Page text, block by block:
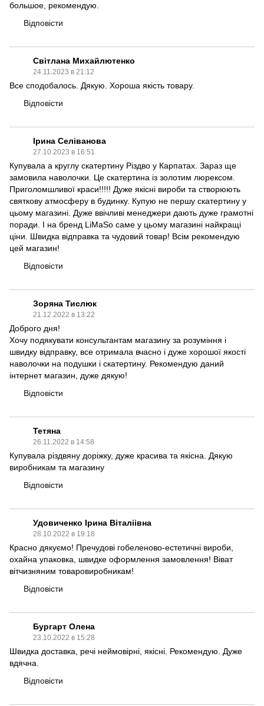
большое, рекомендую.
Відповісти
Світлана Михайлютенко
24.11.2023 в 21:12
Все сподобалось. Дякую. Хороша якість товару.
Відповісти
Ірина Селіванова
27.10.2023 в 16:51
Купувала а круглу скатертину Різдво у Карпатах. Зараз ще
замовила наволочки. Це скатертина із золотим люрексом.
Приголомшливої ​​краси!!!!! Дуже якісні вироби та створюють
святкову атмосферу в будинку. Купую не першу скатертину у
цьому магазині. Дуже ввічливі менеджери дають дуже грамотні
поради. І на бренд LiMaSo саме у цьому магазині найкращі
ціни. Швидка відправка та чудовий товар! Всім рекомендую
цей магазин!
Відповісти
Зоряна Тислюк
21.12.2022 в 13:22
Доброго дня!
Хочу подякувати консультантам магазину за розуміння і
швидку відправку, все отримала вчасно і дуже хорошої якості
наволочки на подушки і скатертину. Рекомендую даний
інтернет магазин, дуже дякую!
Відповісти
Тетяна
26.11.2022 в 14:58
Купувала різдвяну доріжку, дуже красива та якісна. Дякую
виробникам та магазину
Відповісти
Удовиченко Ірина Віталіівна
28.10.2022 в 19:18
Красно дякуємо! Пречудові гобеленово-естетичні вироби,
охайна упаковка, швидке оформлення замовлення! Віват
вітчизняним товаровиробникам!
Відповісти
Бургарт Олена
23.10.2022 в 15:28
Швидка доставка, речі неймовірні, якісні. Рекомендую. Дуже
вдячна.
Відповісти